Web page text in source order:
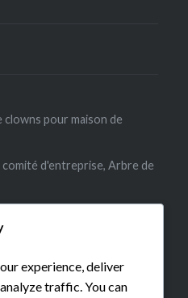
pour maison de
d'entreprise, Arbre de
experience, deliver
traffic. You can